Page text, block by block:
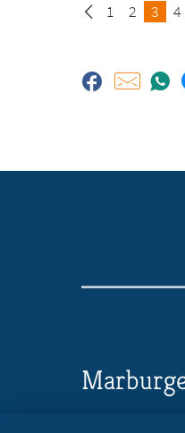
Seite
1 Seite
2 Seite
3 4